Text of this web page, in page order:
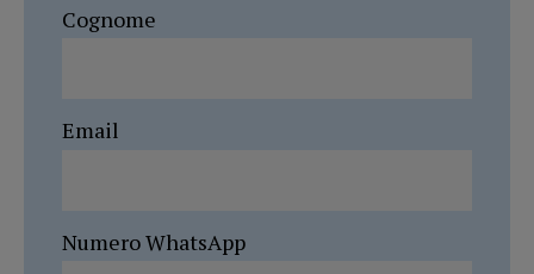
Cognome
Email
Numero WhatsApp